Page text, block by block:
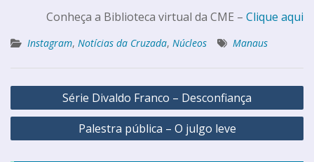
Conheça a Biblioteca virtual da CME – Clique aqui
Instagram, Notícias da Cruzada, Núcleos Manaus
Série Divaldo Franco – Desconfiança
Palestra pública – O julgo leve